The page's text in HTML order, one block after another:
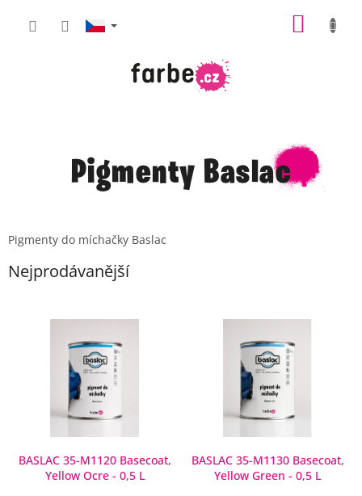
Pigmenty Baslac
Pigmenty do míchačky Baslac
Nejprodávanější
BASLAC 35-M1120 Basecoat,
Yellow Ocre - 0,5 L
BASLAC 35-M1130 Basecoat,
Yellow Green - 0,5 L